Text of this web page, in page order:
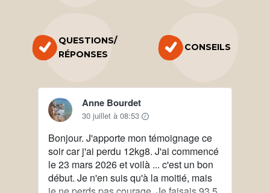
QUESTIONS/
RÉPONSES
CONSEILS
Anne Bourdet
30 juillet à 08:53
Bonjour. J'apporte mon témoignage ce
soir car j'ai perdu 12kg8. J'ai commencé
le 23 mars 2026 et voilà ... c'est un bon
début. Je n'en suis qu'à la moitié, mais